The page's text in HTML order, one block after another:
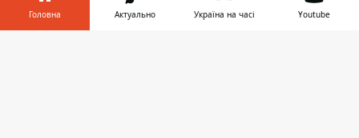
Головна Актуально Україна на часі Youtube